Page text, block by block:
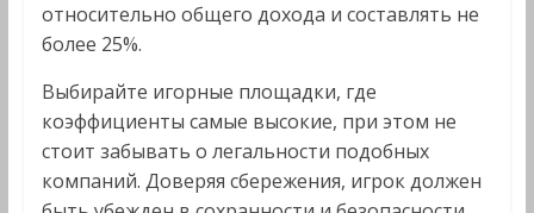
относительно общего дохода и составлять не
более 25%.
Выбирайте игорные площадки, где
коэффициенты самые высокие, при этом не
стоит забывать о легальности подобных
компаний. Доверяя сбережения, игрок должен